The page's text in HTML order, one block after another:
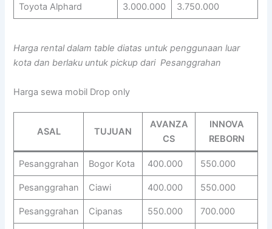
Toyota Alphard 3.000.000 3.750.000
Harga rental dalam table diatas untuk penggunaan luar
kota dan berlaku untuk pickup dari Pesanggrahan
Harga sewa mobil Drop only
ASAL TUJUAN
AVANZA
CS
INNOVA
REBORN
Pesanggrahan Bogor Kota 400.000 550.000
Pesanggrahan Ciawi 400.000 550.000
Pesanggrahan Cipanas 550.000 700.000